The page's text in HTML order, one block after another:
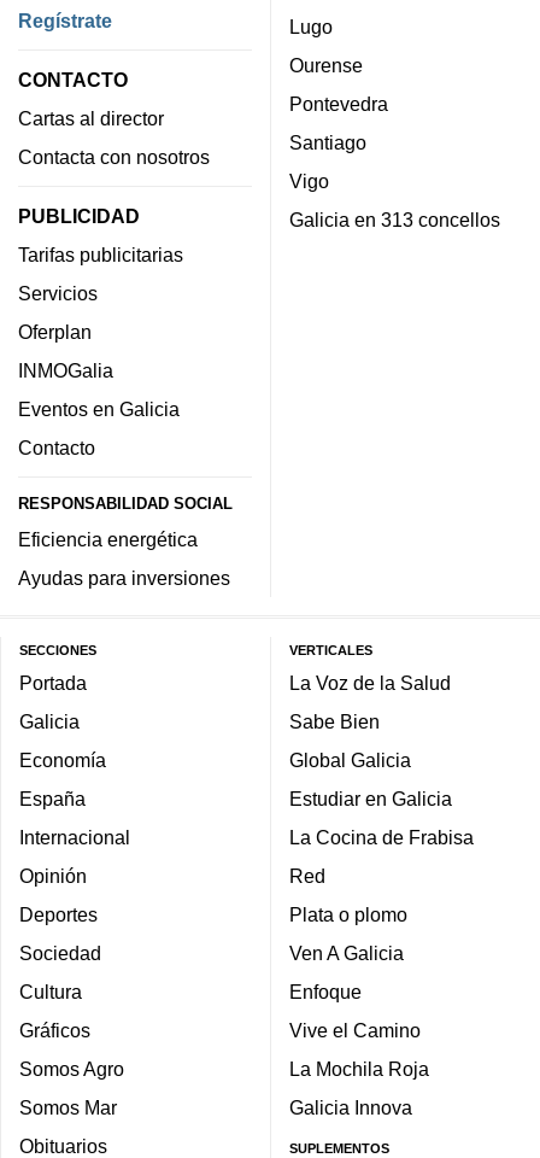
Regístrate
CONTACTO
Cartas al director
Contacta con nosotros
PUBLICIDAD
Tarifas publicitarias
Servicios
Oferplan
INMOGalia
Eventos en Galicia
Contacto
RESPONSABILIDAD SOCIAL
Eficiencia energética
Ayudas para inversiones
Lugo
Ourense
Pontevedra
Santiago
Vigo
Galicia en 313 concellos
SECCIONES
Portada
Galicia
Economía
España
Internacional
Opinión
Deportes
Sociedad
Cultura
Gráficos
Somos Agro
Somos Mar
Obituarios
VERTICALES
La Voz de la Salud
Sabe Bien
Global Galicia
Estudiar en Galicia
La Cocina de Frabisa
Red
Plata o plomo
Ven A Galicia
Enfoque
Vive el Camino
La Mochila Roja
Galicia Innova
SUPLEMENTOS